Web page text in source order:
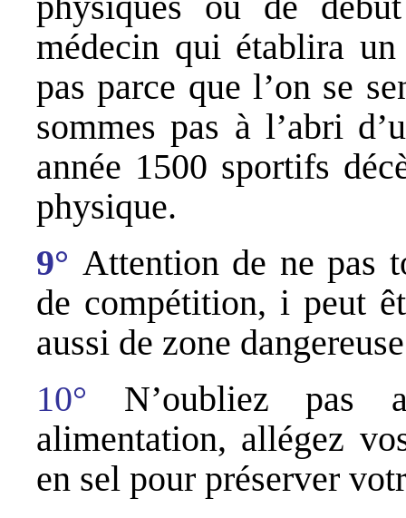
médecin qui établira
pas parce que l’on se
sommes pas à l’abri
année 1500 sportifs
physique.
9° Attention de ne pas
de compétition, i peut
aussi de zone
10° N’oubliez pas
alimentation, allégez
en sel pour préserver